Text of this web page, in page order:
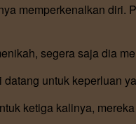
memperkenalkan
segera saja dia
untuk keperluan
ketiga kalinya,